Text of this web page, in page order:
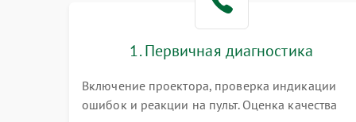
1. Первичная диагностика
Включение проектора, проверка индикации
ошибок и реакции на пульт. Оценка качества